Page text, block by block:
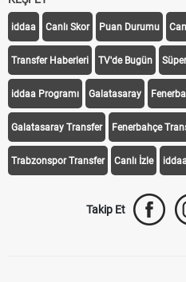
iddaa Canlı Skor Puan Durumu
Transfer Haberleri TV'de Bugün
iddaa Programı Galatasaray
Galatasaray Transfer Fenerbahçe
Trabzonspor Transfer Canlı İzle
Takip Et